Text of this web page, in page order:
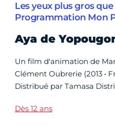
Les yeux plus gros que
Programmation Mon
Aya de
Un film d'animation de
Clément Oubrerie (2013 •
Distribué par Tamasa
Dès 12 ans